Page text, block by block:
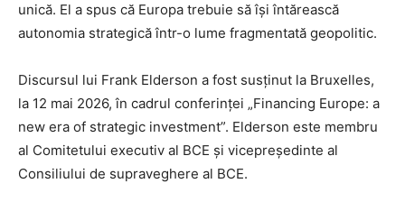
unică. El a spus că Europa trebuie să își întărească
autonomia strategică într-o lume fragmentată geopolitic.
Discursul lui Frank Elderson a fost susținut la Bruxelles,
la 12 mai 2026, în cadrul conferinței „Financing Europe: a
new era of strategic investment”. Elderson este membru
al Comitetului executiv al BCE și vicepreședinte al
Consiliului de supraveghere al BCE.